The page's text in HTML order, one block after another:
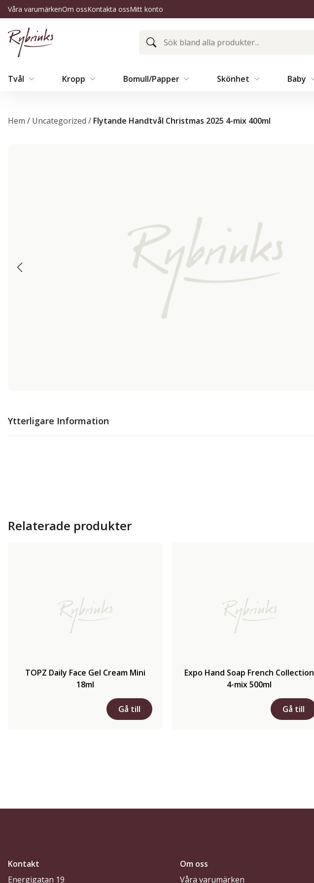
Våra varumärkenOm ossKontakta ossMitt konto
Tvål Kropp Bomull/Papper Skönhet Baby
Hem / Uncategorized / Flytande Handtvål Christmas 2025 4-mix 400ml
Ytterligare Information
Relaterade produkter
TOPZ Daily Face Gel Cream Mini
18ml
Gå till
Expo Hand Soap French Collection
4-mix 500ml
Gå till
Kontakt
Energigatan 19
Om oss
Våra varumärken